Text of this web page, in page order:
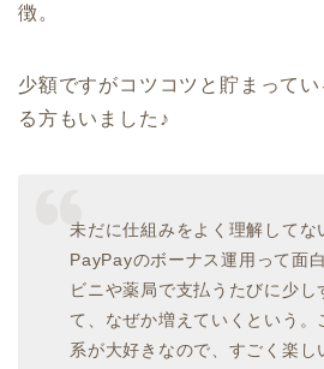
徴。
少額ですがコツコツと貯まって
る方もいました♪
未だに仕組みをよく理解してな
PayPayのボーナス運用って面
ビニや薬局で支払うたびに少し
て、なぜか増えていくという。
系が大好きなので、すごく楽し